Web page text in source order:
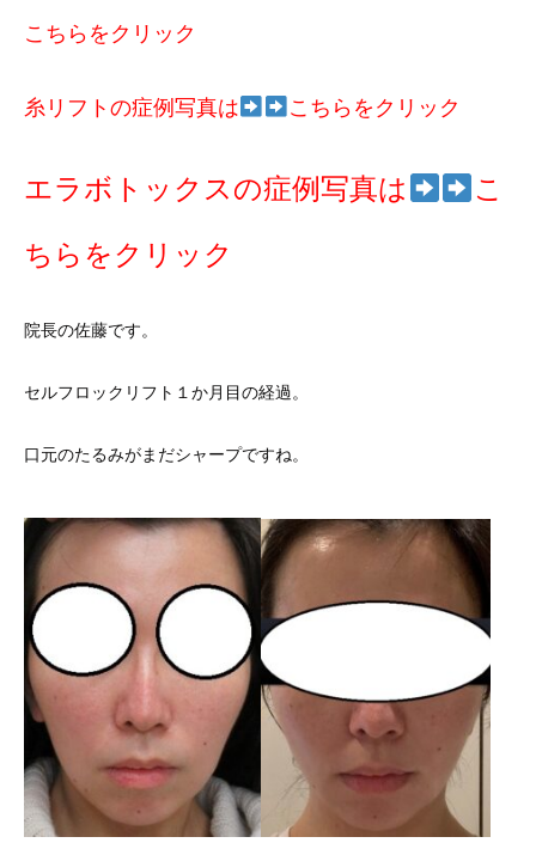
こちらをクリック
糸リフトの症例写真は こちらをクリック
エラボトックスの症例写真は こ
ちらをクリック
院長の佐藤です。
セルフロックリフト１か月目の経過。
口元のたるみがまだシャープですね。